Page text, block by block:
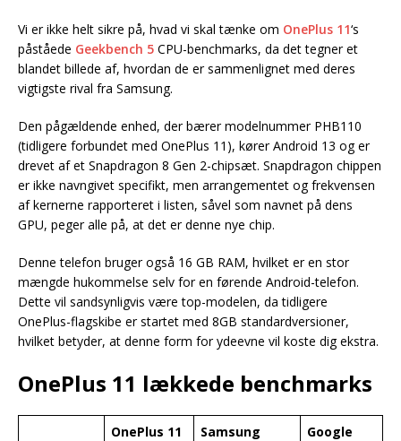
Vi er ikke helt sikre på, hvad vi skal tænke om OnePlus 11‘s
påståede Geekbench 5 CPU-benchmarks, da det tegner et
blandet billede af, hvordan de er sammenlignet med deres
vigtigste rival fra Samsung.
Den pågældende enhed, der bærer modelnummer PHB110
(tidligere forbundet med OnePlus 11), kører Android 13 og er
drevet af et Snapdragon 8 Gen 2-chipsæt. Snapdragon chippen
er ikke navngivet specifikt, men arrangementet og frekvensen
af kernerne rapporteret i listen, såvel som navnet på dens
GPU, peger alle på, at det er denne nye chip.
Denne telefon bruger også 16 GB RAM, hvilket er en stor
mængde hukommelse selv for en førende Android-telefon.
Dette vil sandsynligvis være top-modelen, da tidligere
OnePlus-flagskibe er startet med 8GB standardversioner,
hvilket betyder, at denne form for ydeevne vil koste dig ekstra.
OnePlus 11 lækkede benchmarks
OnePlus 11
Samsung
Google